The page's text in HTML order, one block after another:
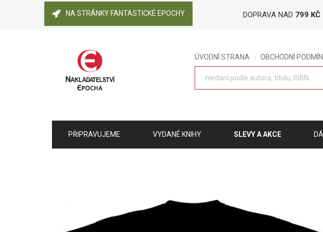
NA STRÁNKY FANTASTICKÉ EPOCHY DOPRAVA NAD 799 KČ
ÚVODNÍ STRANA OBCHODNÍ
PŘIPRAVUJEME VYDANÉ KNIHY SLEVY A AKCE